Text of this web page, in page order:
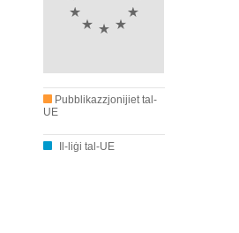
Pubblikazzjonijiet tal-
UE
Il-liġi tal-UE